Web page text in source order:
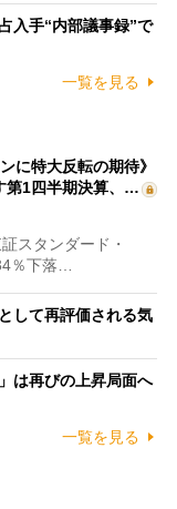
入手“内部議事録”で
一覧を見る
に特大反転の期待》
第1四半期決算、…
スタンダード・
％下落…
して再評価される気
は再びの上昇局面へ
一覧を見る